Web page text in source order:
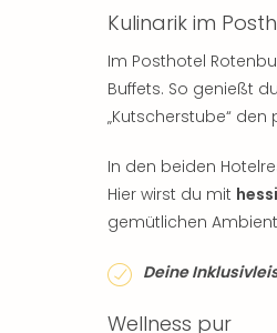
Kulinarik im
Im Posthotel
Buffets. So genießt
„Kutscherstube“ den
In den beiden
Hier wirst du mit
gemütlichen
Deine
Wellness pur